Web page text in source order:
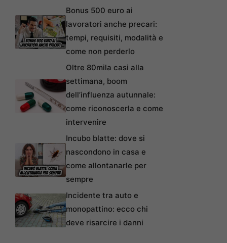
Bonus 500 euro ai
lavoratori anche precari:
tempi, requisiti, modalità e
come non perderlo
Oltre 80mila casi alla
settimana, boom
dell’influenza autunnale:
come riconoscerla e come
intervenire
Incubo blatte: dove si
nascondono in casa e
come allontanarle per
sempre
Incidente tra auto e
monopattino: ecco chi
deve risarcire i danni